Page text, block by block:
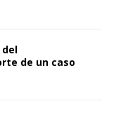
de un caso